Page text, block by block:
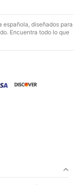
española, diseñados para
Encuentra todo lo que